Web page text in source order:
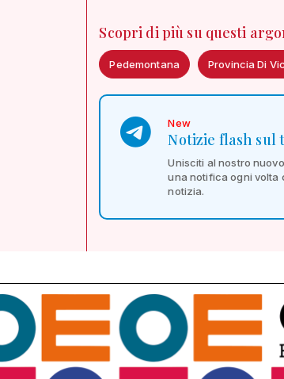
Scopri di più su questi
Pedemontana Provincia Di
New
Notizie flash sul
Unisciti al nostro
una notifica ogni volta
notizia.